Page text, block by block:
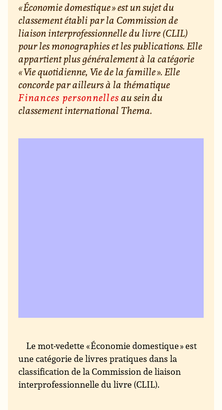
« Économie domestique » est un sujet du
classement établi par la Commission de
liaison interprofessionnelle du livre (CLIL)
pour les monographies et les publications. Elle
appartient plus généralement à la catégorie
« Vie quotidienne, Vie de la famille ». Elle
concorde par ailleurs à la thématique
Finances personnellesau sein du
classement international Thema.
Le mot-vedette « Économie domestique » est
une catégorie de livres pratiques dans la
classification de la Commission de liaison
interprofessionnelle du livre (CLIL).